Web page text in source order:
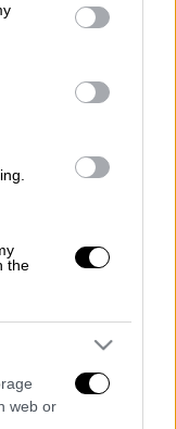
You may click to
party tags to
in below Google
the
web or
γυναίκα
μετά
στο
το
υπόθεση είναι
να μην
ταμειακή
62